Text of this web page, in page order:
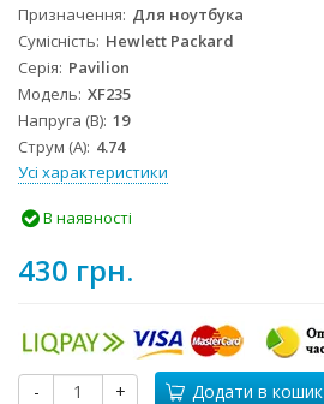
Призначення Для ноутбука
Сумісність Hewlett Packard
Серія Pavilion
Модель XF235
Напруга (В) 19
Струм (А) 4.74
Усі характеристики
В наявності
430 грн.
- + Додати в кошик